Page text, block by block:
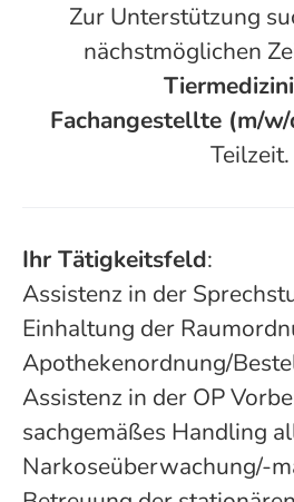
Zur Unterstützung
nächstmöglichen
Fachangestellte (m/
Teilzeit.
Ihr Tätigkeitsfeld:
Assistenz in der
Einhaltung der
Apothekenordnung/
Assistenz in der OP
sachgemäßes Handling
Narkoseüberwachung/-